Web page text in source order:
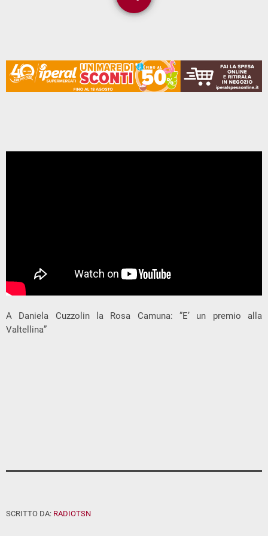
A Daniela Cuzzolin la Rosa Camuna: ”E’ un premio alla
Valtellina”
SCRITTO DA: RADIOTSN